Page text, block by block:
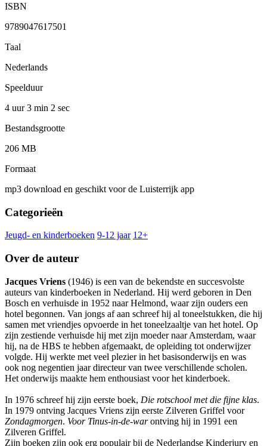
ISBN
9789047617501
Taal
Nederlands
Speelduur
4 uur 3 min 2 sec
Bestandsgrootte
206 MB
Formaat
mp3 download en geschikt voor de Luisterrijk app
Categorieën
Jeugd- en kinderboeken 9-12 jaar 12+
Over de auteur
Jacques Vriens (1946) is een van de bekendste en succesvolste
auteurs van kinderboeken in Nederland. Hij werd geboren in Den
Bosch en verhuisde in 1952 naar Helmond, waar zijn ouders een
hotel begonnen. Van jongs af aan schreef hij al toneelstukken, die hij
samen met vriendjes opvoerde in het toneelzaaltje van het hotel. Op
zijn zestiende verhuisde hij met zijn moeder naar Amsterdam, waar
hij, na de HBS te hebben afgemaakt, de opleiding tot onderwijzer
volgde. Hij werkte met veel plezier in het basisonderwijs en was
ook nog negentien jaar directeur van twee verschillende scholen.
Het onderwijs maakte hem enthousiast voor het kinderboek.
In 1976 schreef hij zijn eerste boek, Die rotschool met die fijne klas.
In 1979 ontving Jacques Vriens zijn eerste Zilveren Griffel voor
Zondagmorgen. Voor Tinus-in-de-warontving hij in 1991 een
Zilveren Griffel.
Zijn boeken zijn ook erg populair bij de Nederlandse Kinderjury en